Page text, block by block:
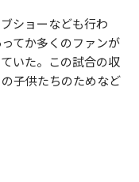
ショーなども行わ
てか多くのファンが
いた。この試合の収
子供たちのためなど